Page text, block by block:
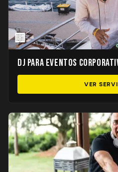
🏢
DJ para Eventos
VER